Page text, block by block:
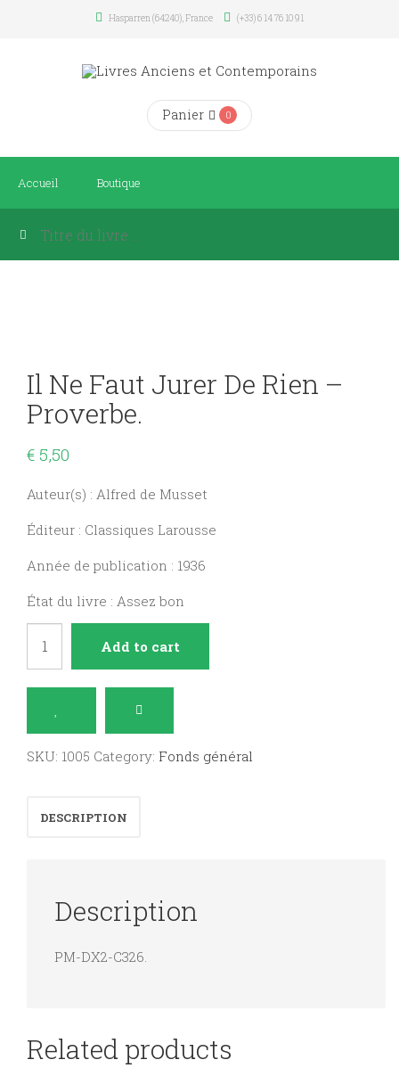
Hasparren (64240), France (+33) 6 14 76 10 91
Panier 0
Accueil Boutique
Il Ne Faut Jurer De Rien –
Proverbe.
€ 5,50
Auteur(s) : Alfred de Musset
Éditeur : Classiques Larousse
Année de publication : 1936
État du livre : Assez bon
faut
jurer
proverbe.
Add to cart
SKU: 1005 Category: Fonds général
DESCRIPTION
Description
PM-DX2-C326.
Related products